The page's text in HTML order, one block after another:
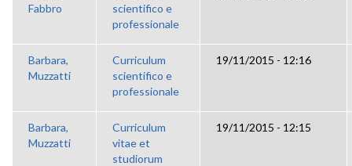
Fabbro
scientifico e
professionale
Barbara,
Muzzatti
Curriculum
scientifico e
professionale
19/11/2015 - 12:16
Barbara,
Muzzatti
Curriculum
vitae et
studiorum
19/11/2015 - 12:15